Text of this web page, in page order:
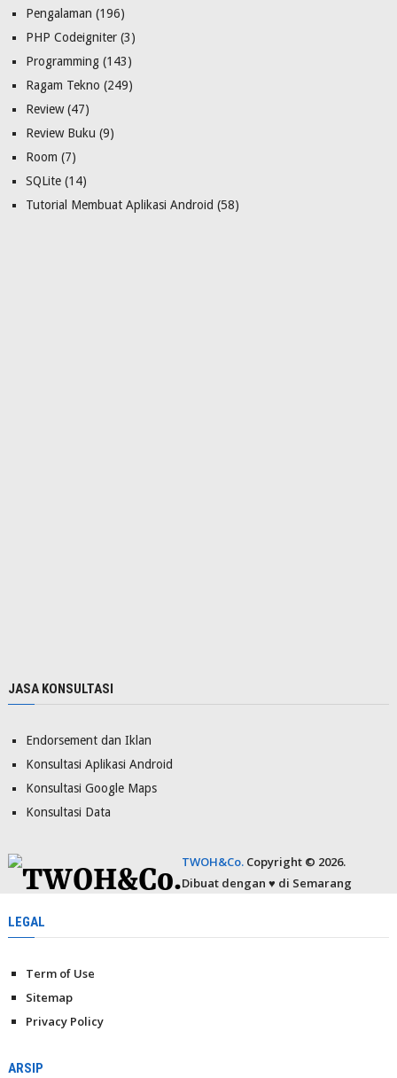
Pengalaman (196)
PHP Codeigniter(3)
Programming(143)
Ragam Tekno (249)
Review(47)
Review Buku (9)
Room (7)
SQLite(14)
Tutorial Membuat Aplikasi Android (58)
JASA KONSULTASI
Endorsement dan Iklan
Konsultasi Aplikasi Android
Konsultasi Google Maps
Konsultasi Data
LEGAL
Term of Use
Sitemap
Privacy Policy
ARSIP
TWOH&Co.Copyright © 2026.
Dibuat dengan ♥ di Semarang